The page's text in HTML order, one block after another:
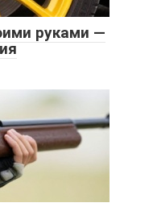
руками —